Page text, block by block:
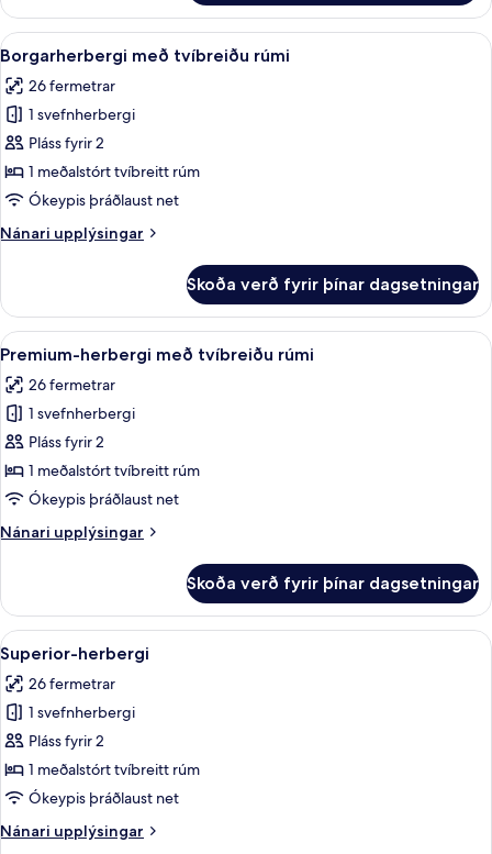
herbergi
með
tvíbreiðu
rúmi
Skoða
allar
myndir
fyrir
Borgarherbergi
með
tvíbreiðu
Rúmföt af bestu gerð, míníbar,
5
Borgarherbergi með tvíbreiðu rúmi
26 fermetrar
1 svefnherbergi
Pláss fyrir 2
1 meðalstórt tvíbreitt rúm
Ókeypis þráðlaust net
Nánari upplýsingar
Nánari
með
tvíbreiðu
rúmi
Skoða verð fyrir þínar dagsetningar
Skoða
allar
myndir
fyrir
Premium-
herbergi
með
rúmi
Rúmföt af bestu gerð, míníbar,
4
Premium-herbergi með tvíbreiðu rúmi
26 fermetrar
1 svefnherbergi
Pláss fyrir 2
1 meðalstórt tvíbreitt rúm
Ókeypis þráðlaust net
Nánari upplýsingar
Nánari
herbergi
með
tvíbreiðu
rúmi
Skoða verð fyrir þínar dagsetningar
Skoða
allar
myndir
fyrir
Superior-
herbergi
Rúmföt af bestu gerð, míníbar,
5
Superior-herbergi
26 fermetrar
1 svefnherbergi
Pláss fyrir 2
1 meðalstórt tvíbreitt rúm
Ókeypis þráðlaust net
Nánari upplýsingar
Nánari